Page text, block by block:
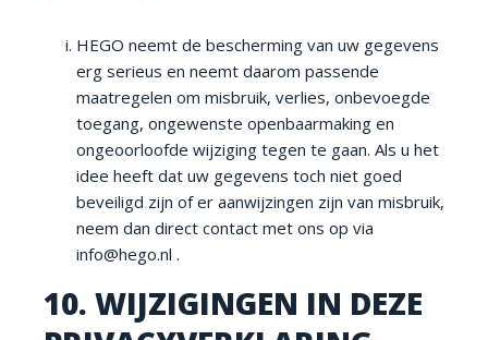
HEGO neemt de bescherming van uw gegevens
erg serieus en neemt daarom passende
maatregelen om misbruik, verlies, onbevoegde
toegang, ongewenste openbaarmaking en
ongeoorloofde wijziging tegen te gaan. Als u het
idee heeft dat uw gegevens toch niet goed
beveiligd zijn of er aanwijzingen zijn van misbruik,
neem dan direct contact met ons op via
info@hego.nl .
10. WIJZIGINGEN IN DEZE